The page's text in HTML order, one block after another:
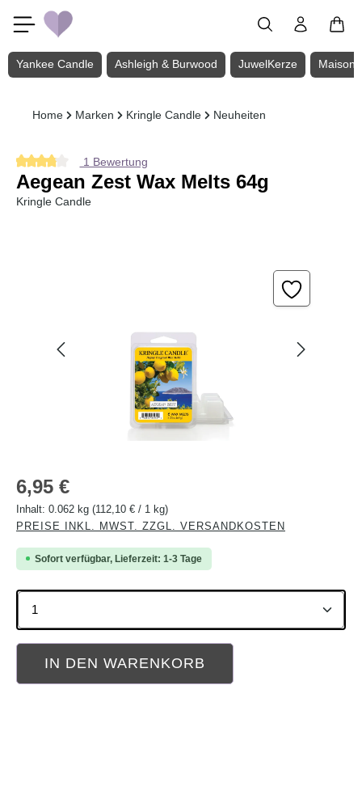
Zum Hauptinhalt springen
Yankee Candle Ashleigh & Burwood JuwelKerze Maison
Home Marken Kringle Candle Neuheiten
Durchschnittliche Bewertung von 4 von 5 Sternen
1 Bewertung
Aegean Zest Wax Melts 64g
Kringle Candle
Regulärer Preis:
6,95 €
Inhalt: 0.062 kg (112,10 € / 1 kg)
PREISE INKL. MWST. ZZGL. VERSANDKOSTEN
Sofort verfügbar, Lieferzeit: 1-3 Tage
Produkt Anzahl: Gib den gewünschten Wert ein
IN DEN WARENKORB